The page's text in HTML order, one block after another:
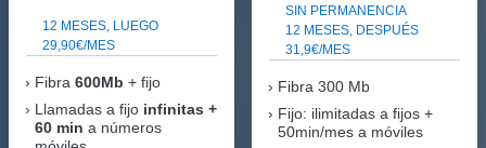
12 MESES, LUEGO
29,90€/MES
Fibra 600Mb + fijo
Llamadas a fijo infinitas +
60 min a números
SIN PERMANENCIA
12 MESES, DESPUÉS
31,9€/MES
Fibra 300 Mb
Fijo: ilimitadas a fijos +
50min/mes a móviles